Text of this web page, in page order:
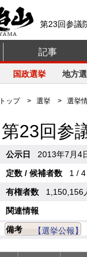
第23回参議
記事
国政選挙 地方
トップ> 選挙 > 選挙
第23回参
公示日 2013年7月4
定数 / 候補者数
1 / 4
有権者数 1,150,156
関連情報
備考
【選挙公報】